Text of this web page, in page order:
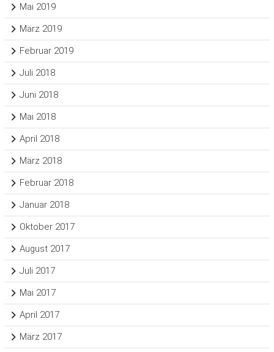
Mai 2019
März 2019
Februar 2019
Juli 2018
Juni 2018
Mai 2018
April 2018
März 2018
Februar 2018
Januar 2018
Oktober 2017
August 2017
Juli 2017
Mai 2017
April 2017
März 2017